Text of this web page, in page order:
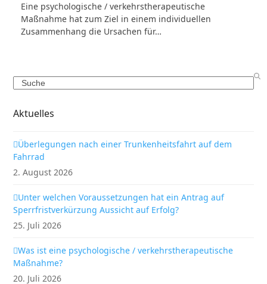
Eine psychologische / verkehrstherapeutische
Maßnahme hat zum Ziel in einem individuellen
Zusammenhang die Ursachen für…
Search
Aktuelles
Überlegungen nach einer Trunkenheitsfahrt auf dem
Fahrrad
2. August 2026
Unter welchen Voraussetzungen hat ein Antrag auf
Sperrfristverkürzung Aussicht auf Erfolg?
25. Juli 2026
Was ist eine psychologische / verkehrstherapeutische
Maßnahme?
20. Juli 2026